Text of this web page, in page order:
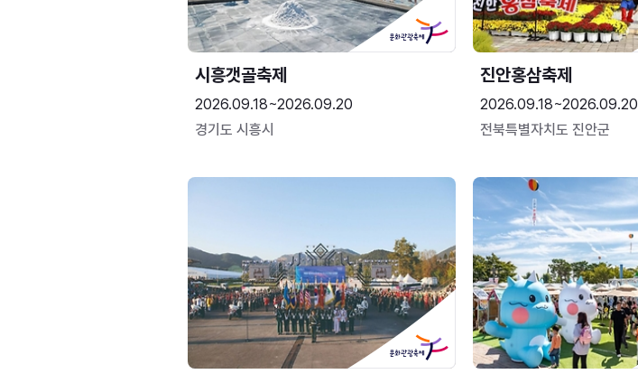
시흥갯골축제
2026.09.18~2026.09.20
경기도 시흥시
진안홍삼축제
2026.09.18~2026.09.20
전북특별자치도 진안군